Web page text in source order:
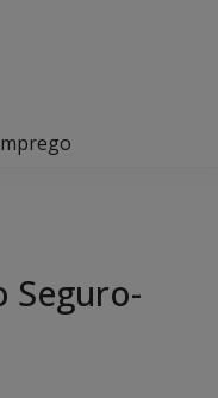
Seguro-